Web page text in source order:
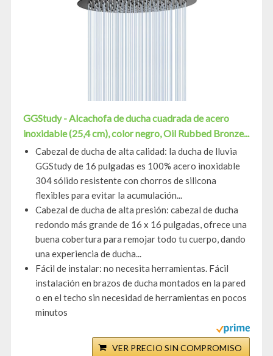
GGStudy - Alcachofa de ducha cuadrada de acero
inoxidable (25,4 cm), color negro, Oil Rubbed Bronze...
Cabezal de ducha de alta calidad: la ducha de lluvia
GGStudy de 16 pulgadas es 100% acero inoxidable
304 sólido resistente con chorros de silicona
flexibles para evitar la acumulación...
Cabezal de ducha de alta presión: cabezal de ducha
redondo más grande de 16 x 16 pulgadas, ofrece una
buena cobertura para remojar todo tu cuerpo, dando
una experiencia de ducha...
Fácil de instalar: no necesita herramientas. Fácil
instalación en brazos de ducha montados en la pared
o en el techo sin necesidad de herramientas en pocos
minutos
VER PRECIO SIN COMPROMISO